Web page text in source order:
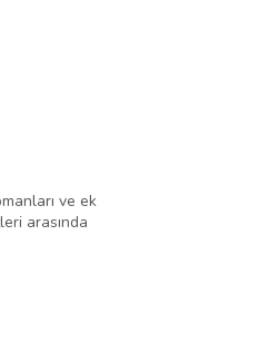
ve ek
arasında